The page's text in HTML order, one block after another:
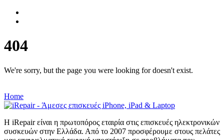
404
We're sorry, but the page you were looking for doesn't exist.
Home
Η iRepair είναι η πρωτοπόρος εταιρία στις επισκευές ηλεκτρονικών
συσκευών στην Ελλάδα. Από το 2007 προσφέρουμε στους πελάτες